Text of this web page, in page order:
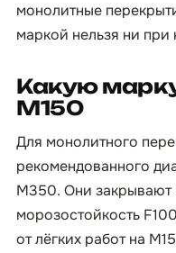
монолитные
маркой нельзя ни при
Какую
М150
Для монолитного
рекомендованного
М350. Они закрывают
морозостойкость
от лёгких работ на